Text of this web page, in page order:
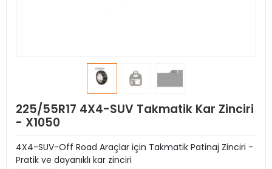
225/55R17 4X4-SUV Takmatik Kar Zinciri
- X1050
4X4-SUV-Off Road Araçlar için Takmatik Patinaj Zinciri -
Pratik ve dayanıklı kar zinciri